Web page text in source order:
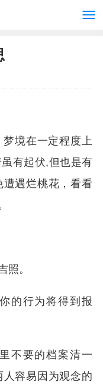
境在一定程度上
有起伏,但也是有
遇烂桃花，看看
照。
的行为将得到报
不要的档案清一
容易因为观念的